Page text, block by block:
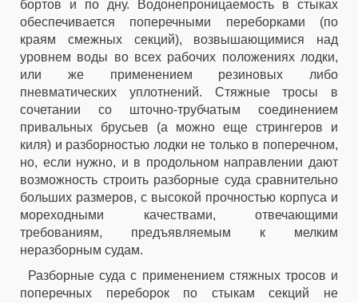
бортов и по дну. Водонепроницаемость в стыках
обеспечивается поперечными переборками (по
краям смежных секций), возвышающимися над
уровнем воды во всех рабочих положениях лодки,
или же применением резиновых либо
пневматических уплотнений. Стяжные тросы в
сочетании со шточно-трубчатым соединением
привальных брусьев (а можно еще стрингеров и
киля) и разборностью лодки не только в поперечном,
но, если нужно, и в продольном направлении дают
возможность строить разборные суда сравнительно
больших размеров, с высокой прочностью корпуса и
мореходными качествами, отвечающими
требованиям, предъявляемым к мелким
неразборным судам.
Разборные суда с применением стяжных тросов и
поперечных переборок по стыкам секций не